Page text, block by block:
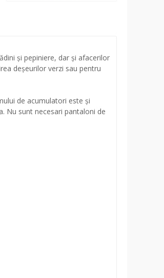
și pepiniere, dar și afacerilor
deșeurilor verzi sau pentru
de acumulatori este și
Nu sunt necesari pantaloni de